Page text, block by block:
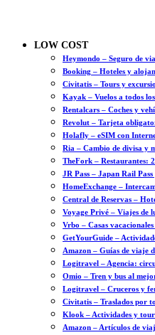
LOW COST
Heymondo – Seguro de
Booking – Hoteles y
Civitatis – Tours y
Kayak – Vuelos a todos
Rentalcars – Coches y
Revolut – Tarjeta
Holafly – eSIM con
Ria – Cambio de divisa y
TheFork – Restaurantes:
JR Pass – Japan Rail
HomeExchange –
Central de Reservas –
Voyage Privé – Viajes de
Vrbo – Casas
GetYourGuide –
Amazon – Guías de viaje
Logitravel – Agencia:
Omio – Tren y bus al
Logitravel – Cruceros y
Civitatis – Traslados por
Klook – Actividades y
Amazon – Artículos de